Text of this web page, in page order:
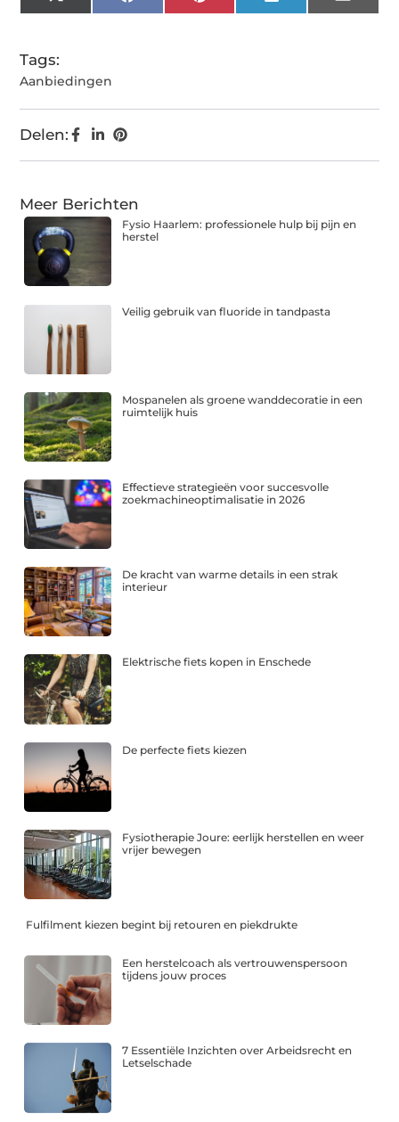
(Twitter)
Tags:
Aanbiedingen
Delen:
Meer Berichten
Fysio Haarlem: professionele hulp bij pijn en
herstel
Veilig gebruik van fluoride in tandpasta
Mospanelen als groene wanddecoratie in een
ruimtelijk huis
Effectieve strategieën voor succesvolle
zoekmachineoptimalisatie in 2026
De kracht van warme details in een strak
interieur
Elektrische fiets kopen in Enschede
De perfecte fiets kiezen
Fysiotherapie Joure: eerlijk herstellen en weer
vrijer bewegen
Fulfilment kiezen begint bij retouren en piekdrukte
Een herstelcoach als vertrouwenspersoon
tijdens jouw proces
7 Essentiële Inzichten over Arbeidsrecht en
Letselschade